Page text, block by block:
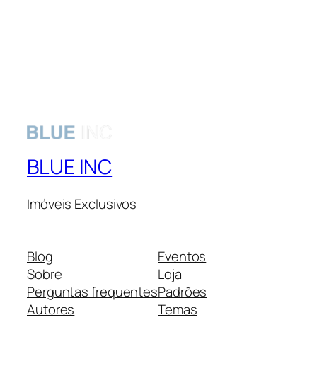
BLUE INC
Imóveis Exclusivos
Blog
Sobre
Perguntas frequentes
Autores
Eventos
Loja
Padrões
Temas